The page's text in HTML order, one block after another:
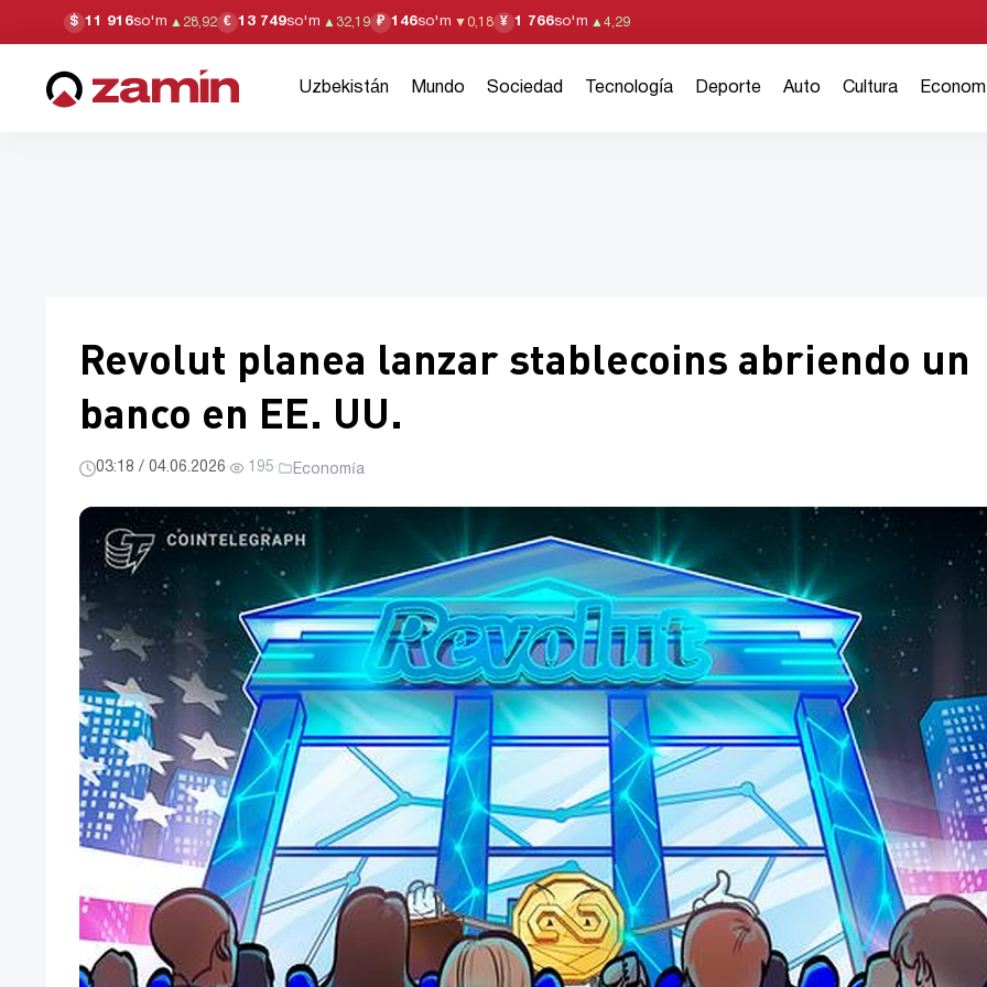
$ 11 916so'm ▲ 28,92 € 13 749so'm ▲ 32,19 ₽ 146so'm ▼ 0,18 ¥ 1 766so'm ▲ 4,29
Uzbekistán Mundo Sociedad Tecnología Deporte Auto Cultura
Revolut planea lanzar stablecoins abriendo un
banco en EE. UU.
03:18 / 04.06.2026· 195· Economía